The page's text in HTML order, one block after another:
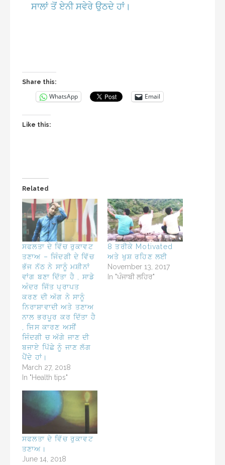
ਸਾਲਾਂ ਤੋਂ ਏਨੀ ਸਵੇਰੇ ਉਠਦੇ ਹਾਂ।
Share this:
WhatsApp Email
Like this:
Related
ਸਫਲਤਾ ਦੇ ਵਿੱਚ ਰੁਕਾਵਟ
ਤਣਾਅ – ਜਿੰਦਗੀ ਦੇ ਵਿੱਚ
ਭੱਜ ਨੱਠ ਨੇ ਸਾਨੂੰ ਮਸ਼ੀਨਾਂ
ਵਾਂਗ ਬਣਾ ਦਿੱਤਾ ਹੈ , ਸਾਡੇ
ਅੰਦਰ ਜਿੱਤ ਪ੍ਰਾਪਤ
ਕਰਣ ਦੀ ਅੱਗ ਨੇ ਸਾਨੂੰ
ਨਿਰਾਸ਼ਾਵਾਦੀ ਅਤੇ ਤਣਾਅ
ਨਾਲ ਭਰਪੂਰ ਕਰ ਦਿੱਤਾ ਹੈ
, ਜਿਸ ਕਾਰਣ ਅਸੀਂ
ਜਿੰਦਗੀ ਚ ਅੱਗੇ ਜਾਣ ਦੀ
ਬਜਾਏ ਪਿੱਛੇ ਨੂੰ ਜਾਣ ਲੱਗ
ਪੈਂਦੇ ਹਾਂ।
March 27, 2018
In "Health tips"
8 ਤਰੀਕੇ Motivated
ਅਤੇ ਖੁਸ਼ ਰਹਿਣ ਲਈ
November 13, 2017
In "ਪੰਜਾਬੀ ਲਹਿਰ"
ਸਫਲਤਾ ਦੇ ਵਿੱਚ ਰੁਕਾਵਟ
ਤਣਾਅ।
June 14, 2018